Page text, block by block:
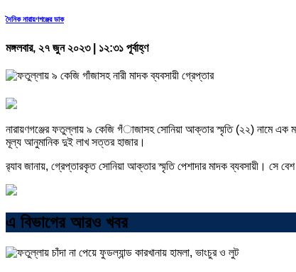
দৈনিক নারায়ণগঞ্জের ডাক
মঙ্গলবার, ২৭ জুন ২০২৩ | ১২:৩১ পূর্বাহ্ণ
নারায়ণগঞ্জের ফতুল্লায় ৯ কেজি গঁাজাসহ সোনিয়া আক্তার স্মৃতি (২২) নামে এক
মূল্য আনুমানিক দুই লাখ সত্তর হাজার।
র‍্যাব জানায়, গ্রেপ্তারকৃত সোনিয়া আক্তার স্মৃতি পেশাদার মাদক ব্যবসায়ী। সে
এ বিভাগের আরও খবর